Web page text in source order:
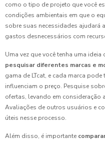
como o tipo de projeto que você
condições ambientais em que o
sobre suas necessidades ajudará
gastos desnecessários com
Uma vez que você tenha uma
pesquisar diferentes marcas e
gama de LTcat, e cada marca
influenciam o preço. Pesquise
ofertas, levando em
Avaliações de outros usuários e
úteis nesse processo.
Além disso, é importante